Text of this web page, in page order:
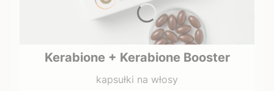
Kerabione + Kerabione Booster
kapsułki na włosy